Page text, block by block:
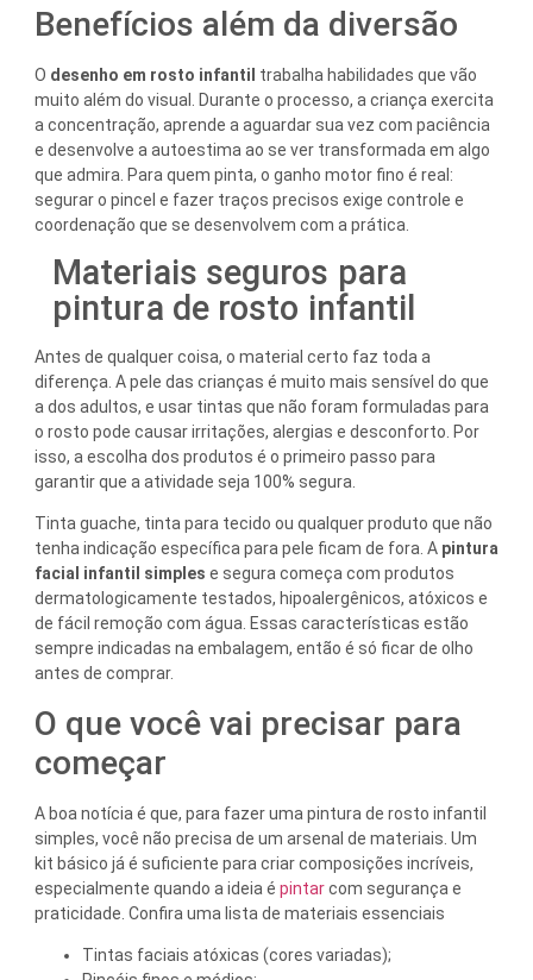
Benefícios além da diversão
O desenho em rosto infantil trabalha habilidades que vão
muito além do visual. Durante o processo, a criança exercita
a concentração, aprende a aguardar sua vez com paciência
e desenvolve a autoestima ao se ver transformada em algo
que admira. Para quem pinta, o ganho motor fino é real:
segurar o pincel e fazer traços precisos exige controle e
coordenação que se desenvolvem com a prática.
Materiais seguros para
pintura de rosto infantil
Antes de qualquer coisa, o material certo faz toda a
diferença. A pele das crianças é muito mais sensível do que
a dos adultos, e usar tintas que não foram formuladas para
o rosto pode causar irritações, alergias e desconforto. Por
isso, a escolha dos produtos é o primeiro passo para
garantir que a atividade seja 100% segura.
Tinta guache, tinta para tecido ou qualquer produto que não
tenha indicação específica para pele ficam de fora. A pintura
facial infantil simples e segura começa com produtos
dermatologicamente testados, hipoalergênicos, atóxicos e
de fácil remoção com água. Essas características estão
sempre indicadas na embalagem, então é só ficar de olho
antes de comprar.
O que você vai precisar para
começar
A boa notícia é que, para fazer uma pintura de rosto infantil
simples, você não precisa de um arsenal de materiais. Um
kit básico já é suficiente para criar composições incríveis,
especialmente quando a ideia é pintarcom segurança e
praticidade. Confira uma lista de materiais essenciais
Tintas faciais atóxicas (cores variadas);